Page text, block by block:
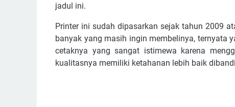
jadul ini.
Printer ini sudah dipasarkan sejak tahun 2009
banyak yang masih ingin membelinya, ternyata
cetaknya yang sangat istimewa karena
kualitasnya memiliki ketahanan lebih baik